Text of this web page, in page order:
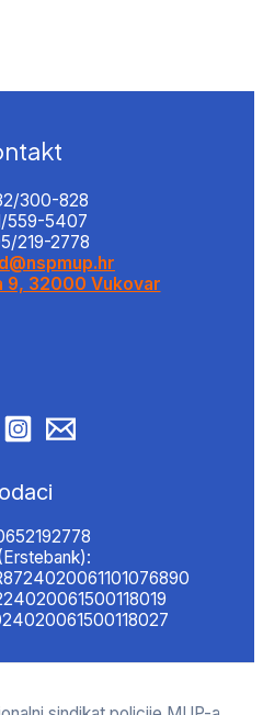
300-828
559-5407
219-2778
9, 32000 Vukovar